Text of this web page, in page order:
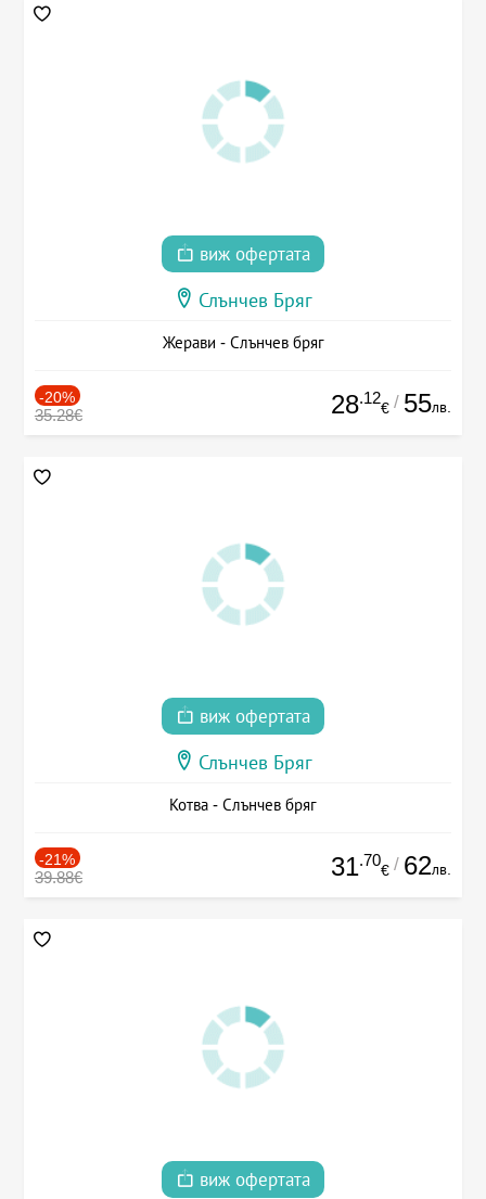
виж офертата
Слънчев Бряг
Жерави - Слънчев бряг
-20%
35.28€ 28.12
€ / 55лв.
виж офертата
Слънчев Бряг
Котва - Слънчев бряг
-21%
39.88€ 31.70
€ / 62лв.
виж офертата